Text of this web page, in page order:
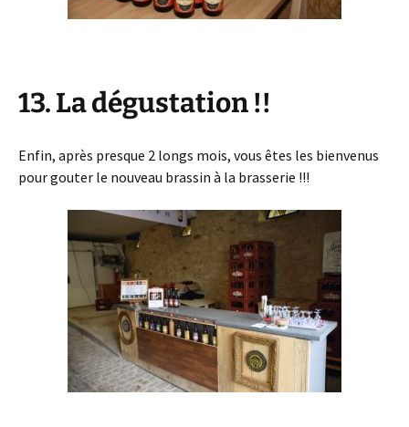
13. La dégustation !!
Enfin, après presque 2 longs mois, vous êtes les bienvenus
pour gouter le nouveau brassin à la brasserie !!!